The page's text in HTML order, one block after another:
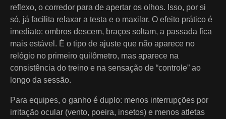
reflexo, o corredor para de apertar os olhos. Isso, por si
só, já facilita relaxar a testa e o maxilar. O efeito prático é
imediato: ombros descem, braços soltam, a passada fica
mais estável. É o tipo de ajuste que não aparece no
relógio no primeiro quilômetro, mas aparece na
consistência do treino e na sensação de “controle” ao
longo da sessão.
Para equipes, o ganho é duplo: menos interrupções por
irritação ocular (vento, poeira, insetos) e menos atletas